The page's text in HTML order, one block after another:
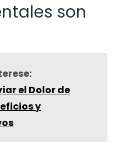
son
el Dolor de
y